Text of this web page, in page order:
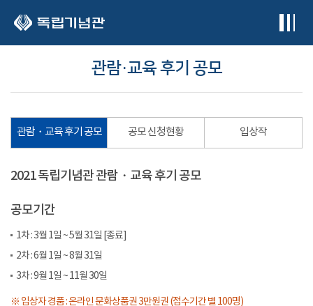
관람・교육 후기 공모
관람・교육 후기 공모 공모 신청현황 입상작
2021 독립기념관 관람・교육 후기 공모
공모기간
1차 : 3월 1일 ~ 5월 31일 [종료]
2차 : 6월 1일 ~ 8월 31일
3차 : 9월 1일 ~ 11월 30일
※ 입상자 경품 : 온라인 문화상품권 3만원권 (접수기간 별 100명)